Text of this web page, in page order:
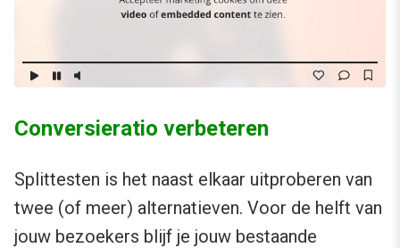
Conversieratio verbeteren
Splittesten is het naast elkaar uitproberen van
twee (of meer) alternatieven. Voor de helft van
jouw bezoekers blijf je jouw bestaande